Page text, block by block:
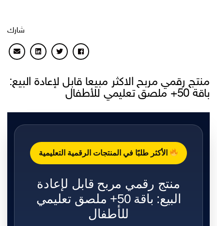
شارك
منتج رقمي مربح الاكثر مبيعا قابل لإعادة البيع:
باقة 50+ ملصق تعليمي للأطفال
الأكثر طلبًا في المنتجات الرقمية التعليمية
منتج رقمي مربح قابل لإعادة
البيع: باقة 50+ ملصق تعليمي
للأطفال